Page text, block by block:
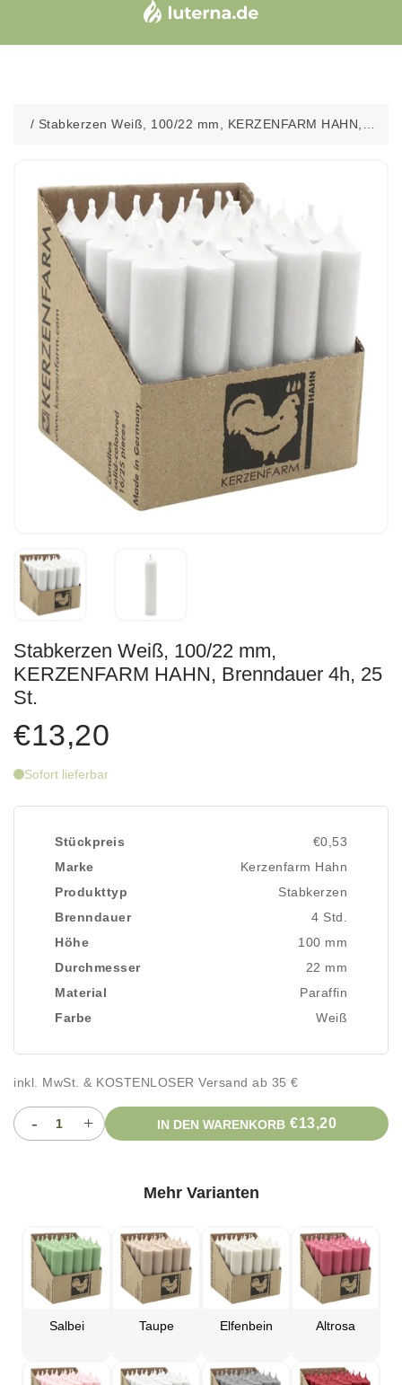
/ Stabkerzen Weiß, 100/22 mm, KERZENFARM HAHN,
Stabkerzen Weiß, 100/22 mm,
KERZENFARM HAHN, Brenndauer 4h, 25
St.
€13,20
Sofort lieferbar
Stückpreis
€0,53
Marke
Kerzenfarm Hahn
Produkttyp
Stabkerzen
Brenndauer
4 Std.
Höhe
100 mm
Durchmesser
22 mm
Material
Paraffin
Farbe
Weiß
inkl. MwSt. & KOSTENLOSER Versand ab 35 €
- + IN DEN WARENKORB €13,20
Mehr Varianten
Salbei Taupe Elfenbein Altrosa